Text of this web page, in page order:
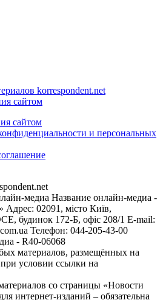
korrespondent.net
сайтом
сайтом
и персональных
медиа Название онлайн-медиа -
Адрес: 02091, місто Київ,
будинок 172-Б, офіс 208/1 E-mail:
Телефон: 044-205-43-00
- R40-06068
материалов, размещённых на
при условии ссылки на
со страницы «Новости
интернет-изданий – обязательна